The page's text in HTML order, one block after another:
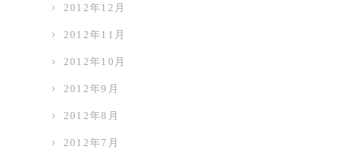
2012年12月
2012年11月
2012年10月
2012年9月
2012年8月
2012年7月